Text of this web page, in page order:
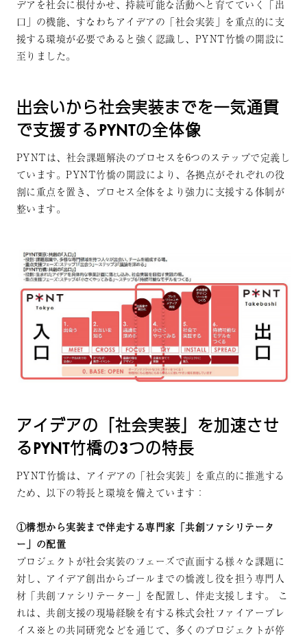
デアを社会に根付かせ、持続可能な活動へと育てていく「出
口」の機能、すなわちアイデアの「社会実装」を重点的に支
援する環境が必要であると強く認識し、PYNT竹橋の開設に
至りました。
出会いから社会実装までを一気通貫
で支援するPYNTの全体像
PYNTは、社会課題解決のプロセスを6つのステップで定義し
ています。PYNT竹橋の開設により、各拠点がそれぞれの役
割に重点を置き、プロセス全体をより強力に支援する体制が
整います。
アイデアの「社会実装」を加速させ
るPYNT竹橋の3つの特長
PYNT竹橋は、アイデアの「社会実装」を重点的に推進する
ため、以下の特長と環境を備えています：
①構想から実装まで伴走する専門家「共創ファシリテータ
ー」の配置
プロジェクトが社会実装のフェーズで直面する様々な課題に
対し、アイデア創出からゴールまでの橋渡し役を担う専門人
材「共創ファシリテーター」を配置し、伴走支援します。 こ
れは、共創支援の現場経験を有する株式会社ファイアープレ
イス※との共同研究などを通じて、多くのプロジェクトが停